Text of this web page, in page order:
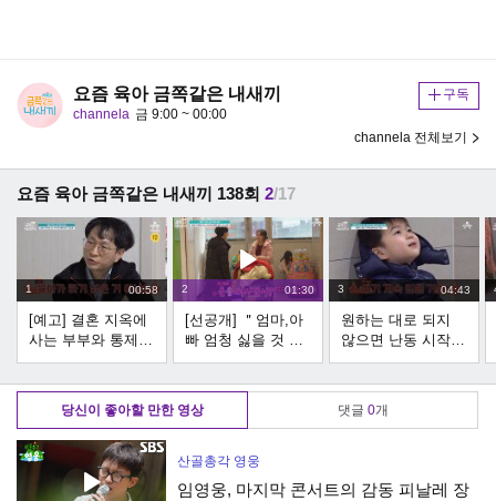
요즘 육아 금쪽같은 내새끼
channela 금 9:00 ~ 00:00
구독
channela 전체보기
요즘 육아 금쪽같은 내새끼 138회 2/17
1 00:58
[예고] 결혼 지옥에
사는 부부와 통제
불가 3남매! 오 박사
가 파악한 금쪽이네
의 문제는?
2 01:30
[선공개] ＂엄마,아
빠 엄청 싫을 것 같
아요＂ 금쪽이 부모
님의 모습을 본 오
은영 박사의 한마
디!
3 04:43
원하는 대로 되지
않으면 난동 시작
셋째의 생떼 지옥에
빠진 엄마!
당신이 좋아할 만한 영상 댓글 0개
산골총각 영웅
임영웅, 마지막 콘서트의 감동 피날레 장